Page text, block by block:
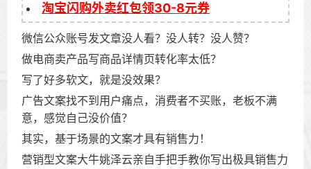
淘宝闪购外卖红包领30-8元券
微信公众账号发文章没人看？没人转？没人赞？
做电商卖产品写商品详情页转化率太低？
写了好多软文，就是没效果？
广告文案找不到用户痛点，消费者不买账，老板不满
意，感觉自己没价值？
其实，基于场景的文案才具有销售力！
营销型文案大牛姚泽云亲自手把手教你写出极具销售力